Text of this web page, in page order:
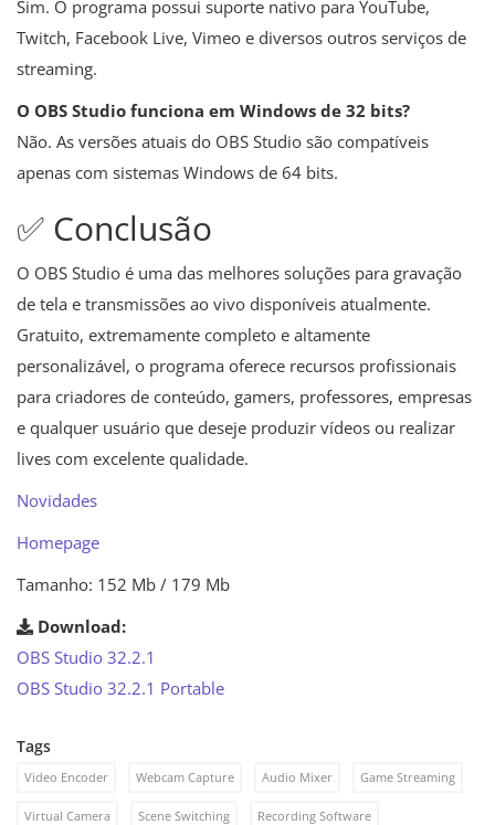
Sim. O programa possui suporte nativo para YouTube,
Twitch, Facebook Live, Vimeo e diversos outros serviços de
streaming.
O OBS Studio funciona em Windows de 32 bits?
Não. As versões atuais do OBS Studio são compatíveis
apenas com sistemas Windows de 64 bits.
✅ Conclusão
O OBS Studio é uma das melhores soluções para gravação
de tela e transmissões ao vivo disponíveis atualmente.
Gratuito, extremamente completo e altamente
personalizável, o programa oferece recursos profissionais
para criadores de conteúdo, gamers, professores, empresas
e qualquer usuário que deseje produzir vídeos ou realizar
lives com excelente qualidade.
Novidades
Homepage
Tamanho: 152 Mb / 179 Mb
Download:
OBS Studio 32.2.1
OBS Studio 32.2.1 Portable
Tags
Video Encoder Webcam Capture Audio Mixer Game Streaming
Virtual Camera Scene Switching Recording Software